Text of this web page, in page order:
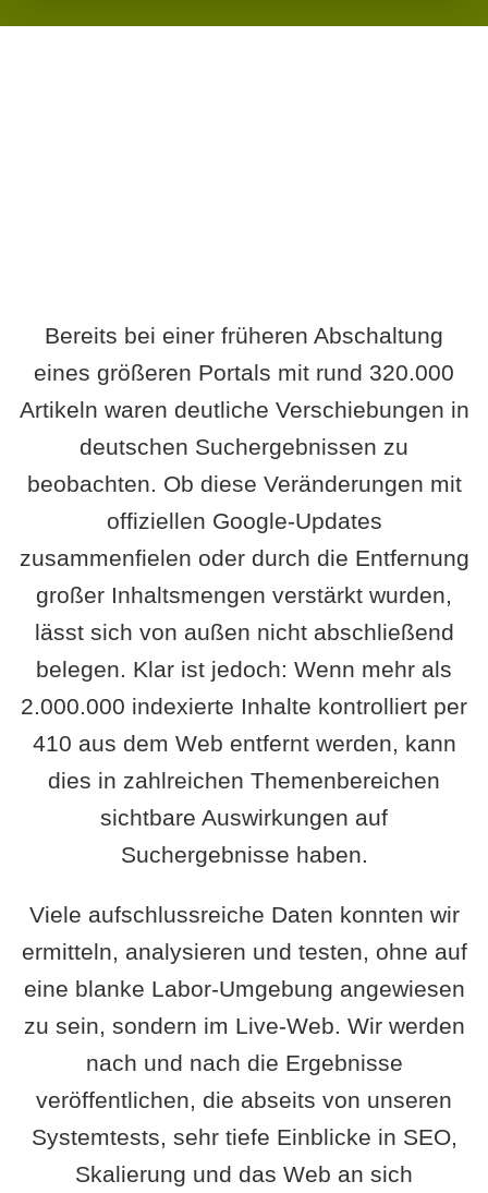
Bereits bei einer früheren Abschaltung
eines größeren Portals mit rund 320.000
Artikeln waren deutliche Verschiebungen in
deutschen Suchergebnissen zu
beobachten. Ob diese Veränderungen mit
offiziellen Google-Updates
zusammenfielen oder durch die Entfernung
großer Inhaltsmengen verstärkt wurden,
lässt sich von außen nicht abschließend
belegen. Klar ist jedoch: Wenn mehr als
2.000.000 indexierte Inhalte kontrolliert per
410 aus dem Web entfernt werden, kann
dies in zahlreichen Themenbereichen
sichtbare Auswirkungen auf
Suchergebnisse haben.
Viele aufschlussreiche Daten konnten wir
ermitteln, analysieren und testen, ohne auf
eine blanke Labor-Umgebung angewiesen
zu sein, sondern im Live-Web. Wir werden
nach und nach die Ergebnisse
veröffentlichen, die abseits von unseren
Systemtests, sehr tiefe Einblicke in SEO,
Skalierung und das Web an sich